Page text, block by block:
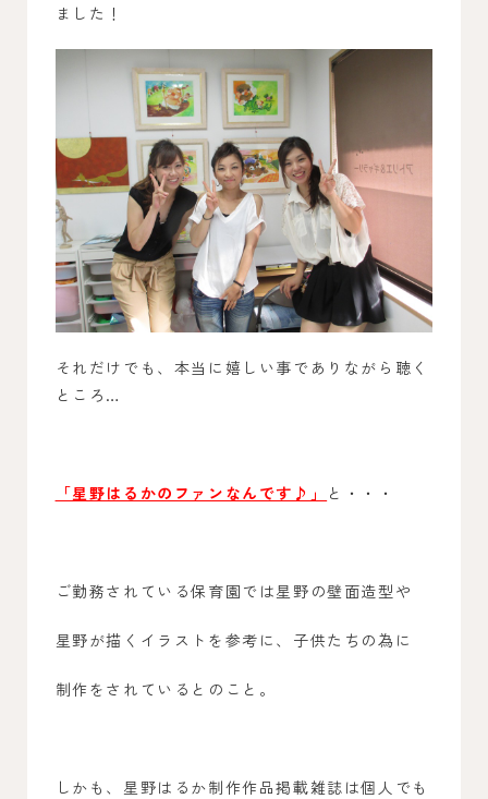
ました！
それだけでも、本当に嬉しい事でありながら聴く
ところ…
「星野はるかのファンなんです♪」 と・・・
ご勤務されている保育園では星野の壁面造型や
星野が描くイラストを参考に、子供たちの為に
制作をされているとのこと。
しかも、星野はるか制作作品掲載雑誌は個人でも